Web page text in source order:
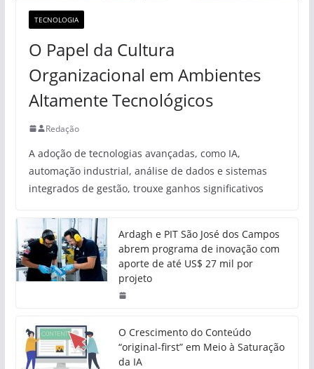
TECNOLOGIA
O Papel da Cultura
Organizacional em Ambientes
Altamente Tecnológicos
Redação
A adoção de tecnologias avançadas, como IA,
automação industrial, análise de dados e sistemas
integrados de gestão, trouxe ganhos significativos
Ardagh e PIT São José dos Campos
abrem programa de inovação com
aporte de até US$ 27 mil por
projeto
O Crescimento do Conteúdo
“original-first” em Meio à Saturação
da IA